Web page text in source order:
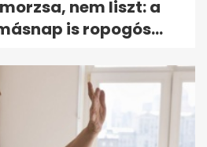
nem liszt: a
is ropogós...